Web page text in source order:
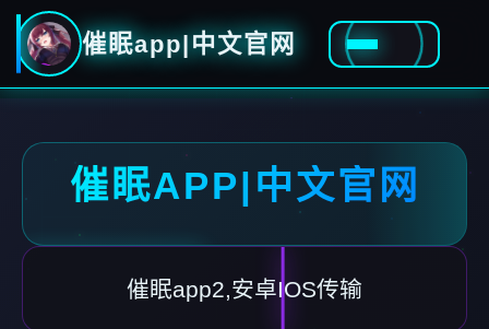
催眠app|中文官网
催眠APP|中文官网
催眠app2,安卓IOS传输